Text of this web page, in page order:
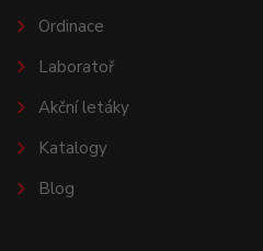
Ordinace
Laboratoř
Akční letáky
Katalogy
Blog